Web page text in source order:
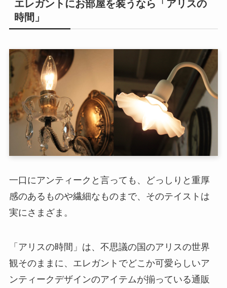
エレガントにお部屋を装うなら「アリスの
時間」
一口にアンティークと言っても、どっしりと重厚
感のあるものや繊細なものまで、そのテイストは
実にさまざま。
「アリスの時間」は、不思議の国のアリスの世界
観そのままに、エレガントでどこか可愛らしいア
ンティークデザインのアイテムが揃っている通販